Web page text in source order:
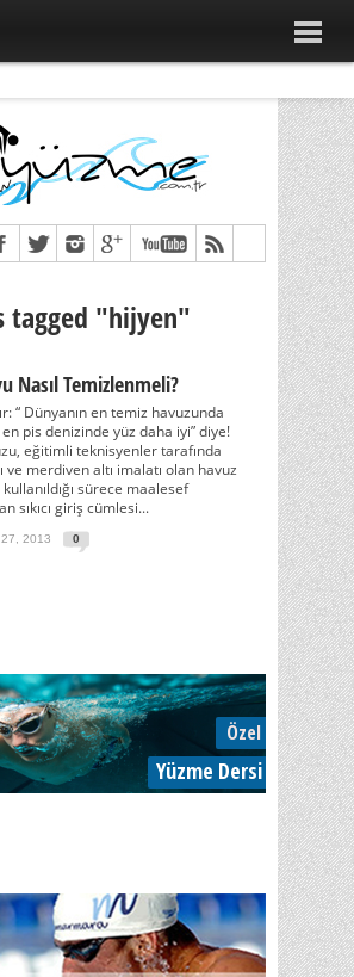
tagged "hijyen"
Nasıl Temizlenmeli?
“ Dünyanın en temiz havuzunda
pis denizinde yüz daha iyi” diye!
eğitimli teknisyenler tarafında
ve merdiven altı imalatı olan havuz
sürece maalesef
sıkıcı giriş cümlesi...
27, 2013 0